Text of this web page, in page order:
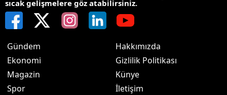
sıcak gelişmelere göz atabilirsiniz.
Gündem
Ekonomi
Magazin
Spor
Hakkımızda
Gizlilik Politikası
Künye
İletişim